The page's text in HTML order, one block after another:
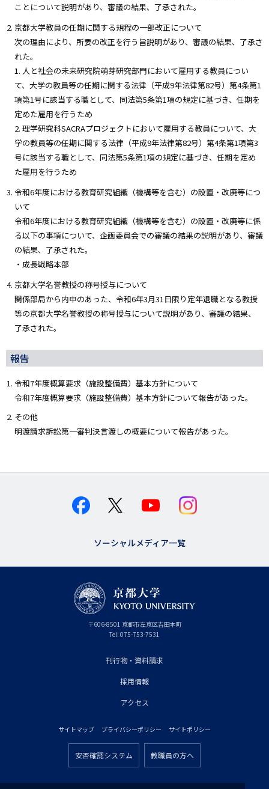
ことについて説明があり、審議の結果、了承された。
京都大学教員の任期に関する規程の一部改正について
次の理由により、所要の改正を行う旨説明があり、審議の結果、了承さ
れた。
1. 人と社会の未来研究院萌芽研究部門において雇用する教員につい
て、大学の教員等の任期に関する法律（平成9年法律第82号）第4条第1
項第1号に該当する職として、同法第5条第1項の規定に基づき、任期を
定めた雇用を行うため
2. 理学研究科SACRAプロジェクトにおいて雇用する教員について、大
学の教員等の任期に関する法律（平成9年法律第82号）第4条第1項第3
号に該当する職として、同法第5条第1項の規定に基づき、任期を定め
た雇用を行うため
令和6年度における教育研究組織（機構等を含む）の設置・改廃等につ
いて
令和6年度における教育研究組織（機構等を含む）の設置・改廃等に係
る以下の事項について、企画委員会での審議の結果の説明があり、審議
の結果、了承された。
・成長戦略本部
京都大学名誉教授の称号授与について
関係部局から内申のあった、令和6年3月31日限り定年退職となる教授
等の京都大学名誉教授の称号授与について説明があり、審議の結果、
了承された。
報告
令和7年度概算要求（施設整備費）基本方針について
令和7年度概算要求（施設整備費）基本方針について報告があった。
その他
明渡請求訴訟第一審判決言渡しの概要について報告があった。
ソーシャルメディア一覧
〒606-8501 京
都
府
京都市左京区吉田本町
Tel: 075-753-7531
刊行物・資料請求
採用情報
アクセス
タ
サイトマップ プライバシーポリシー サイトポリシー
ッ
安否確認システム 教職員の方へ